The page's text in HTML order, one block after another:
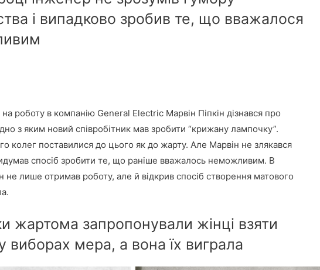
і випадково зробив те, що вважалося
роботу в компанію General Electric Марвін Піпкін дізнався про
з яким новий співробітник мав зробити “крижану лампочку”.
колег поставилися до цього як до жарту. Але Марвін не злякався
спосіб зробити те, що раніше вважалось неможливим. В
не лише отримав роботу, але й відкрив спосіб створення матового
жартома запропонували жінці взяти
виборах мера, а вона їх виграла